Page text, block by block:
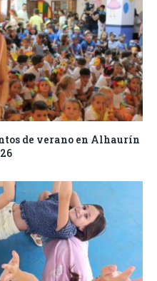
de verano en Alhaurín